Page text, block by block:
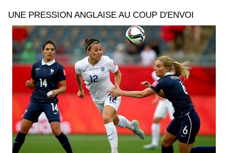
UNE PRESSION ANGLAISE AU COUP D'ENVOI